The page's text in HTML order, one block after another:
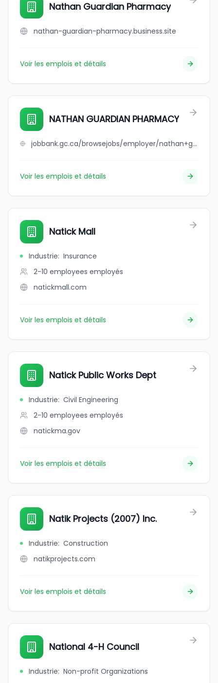
Nathan Guardian Pharmacy
nathan-guardian-pharmacy.business.site
Voir les emplois et détails
NATHAN GUARDIAN PHARMACY
jobbank.gc.ca/browsejobs/employer/nathan+guardian+pharmacy/ca
Voir les emplois et détails
Natick Mall
Industrie: Insurance
2-10 employees employés
natickmall.com
Voir les emplois et détails
Natick Public Works Dept
Industrie: Civil Engineering
2-10 employees employés
natickma.gov
Voir les emplois et détails
Natik Projects (2007) Inc.
Industrie: Construction
natikprojects.com
Voir les emplois et détails
National 4-H Council
Industrie: Non-profit Organizations